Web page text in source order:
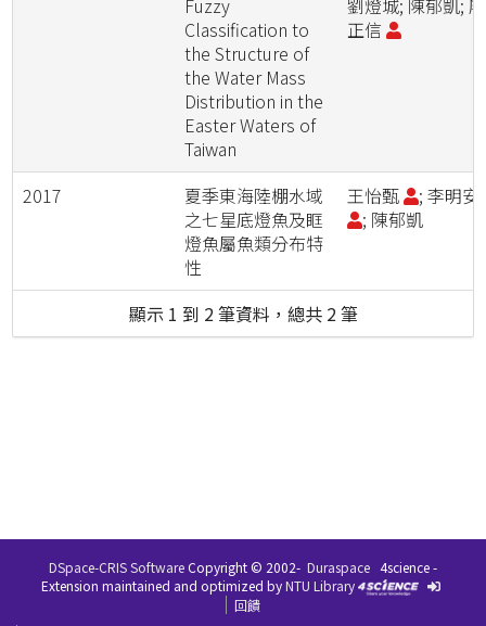
Fuzzy
Classification to
the Structure of
the Water Mass
Distribution in the
Easter Waters of
Taiwan
劉燈城; 陳郁凱; 廖
正信
2017
夏季東海陸棚水域
之七星底燈魚及眶
燈魚屬魚類分布特
性
王怡甄
; 李明安
; 陳郁凱
顯示 1 到 2 筆資料，總共 2 筆
DSpace-CRIS SoftwareCopyright © 2002- Duraspace 4science -
Extension maintained and optimized byNTU Library
回饋